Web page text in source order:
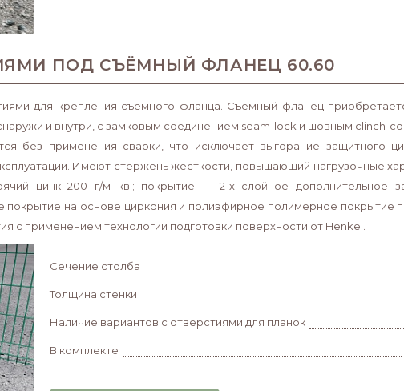
ПОД СЪЁМНЫЙ ФЛАНЕЦ 60.60
для крепления съёмного фланца. Съёмный фланец
и внутри, с замковым соединением seam-lock и шовным clinch-
без применения сварки, что исключает выгорание защитного
Имеют стержень жёсткости, повышающий нагрузочные
цинк 200 г/м кв.; покрытие — 2-х слойное дополнительное
покрытие на основе циркония и полиэфирное полимерное покрытие
с применением технологии подготовки поверхности от Henkel.
Сечение столба
Толщина стенки
Наличие вариантов с отверстиями для планок
В комплекте